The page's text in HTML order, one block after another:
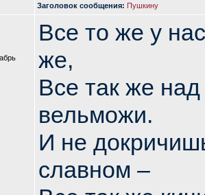
Заголовок сообщения: Пушкину
Все то же у
же,
Все так же
вельможи.
И не
славном –